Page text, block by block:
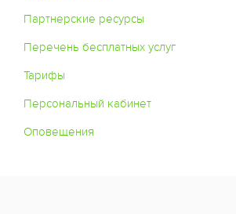
Партнерские ресурсы
Перечень бесплатных услуг
Тарифы
Персональный кабинет
Оповещения